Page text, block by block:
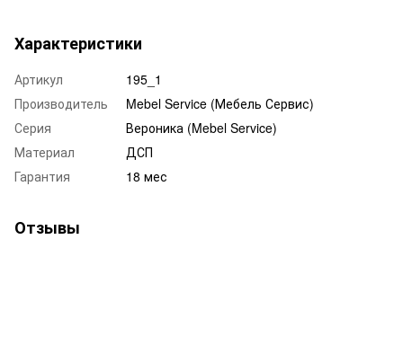
Характеристики
Артикул
195_1
Производитель
Mebel Service (Мебель Сервис)
Серия
Вероника (Mebel Service)
Материал
ДСП
Гарантия
18 мес
Отзывы